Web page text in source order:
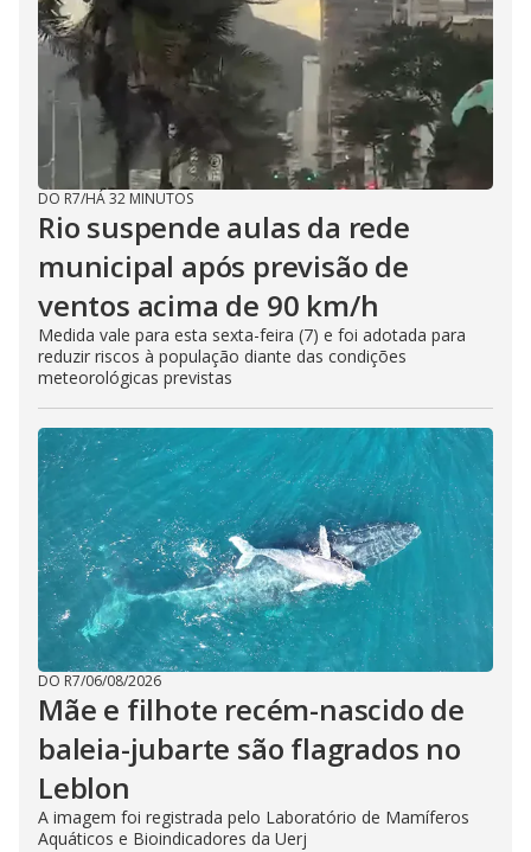
DO R7/HÁ 32 MINUTOS
Rio suspende aulas da rede
municipal após previsão de
ventos acima de 90 km/h
Medida vale para esta sexta-feira (7) e foi adotada para
reduzir riscos à população diante das condições
meteorológicas previstas
DO R7/06/08/2026
Mãe e filhote recém-nascido de
baleia-jubarte são flagrados no
Leblon
A imagem foi registrada pelo Laboratório de Mamíferos
Aquáticos e Bioindicadores da Uerj